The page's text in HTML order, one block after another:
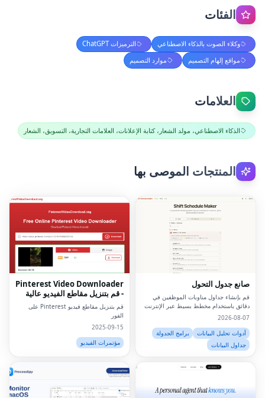
الفئات
وكلاء الصوت بالذكاء الاصطناعي
الترميزات ChatGPT
مواقع إلهام التصميم
موارد التصميم
العلامات
الذكاء الاصطناعي، مولد الشعار، كتابة الإعلانات، العلامات التجارية، التسويق، الشعار
المنتجات الموصى بها
صانع جدول التحول
قم بإنشاء جداول مناوبات الموظفين في
دقائق باستخدام مخطط بسيط عبر الإنترنت
2026-08-07
أدوات تحليل البيانات
برامج الجدولة
جداول البيانات
Pinterest Video Downloader
- قم بتنزيل مقاطع الفيديو عالية
الدقة على الإنترنت
قم بتنزيل مقاطع فيديو Pinterest على
الفور
2025-09-15
مؤتمرات الفيديو